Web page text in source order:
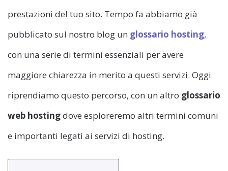
prestazioni del tuo sito. Tempo fa abbiamo già
pubblicato sul nostro blog un glossario hosting,
con una serie di termini essenziali per avere
maggiore chiarezza in merito a questi servizi. Oggi
riprendiamo questo percorso, con un altro glossario
web hostingdove esploreremo altri termini comuni
e importanti legati ai servizi di hosting.